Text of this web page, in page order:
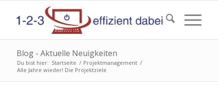
Blog - Aktuelle Neuigkeiten
Du bist hier: Startseite / Projektmanagement /
Alle Jahre wieder! Die Projektziele